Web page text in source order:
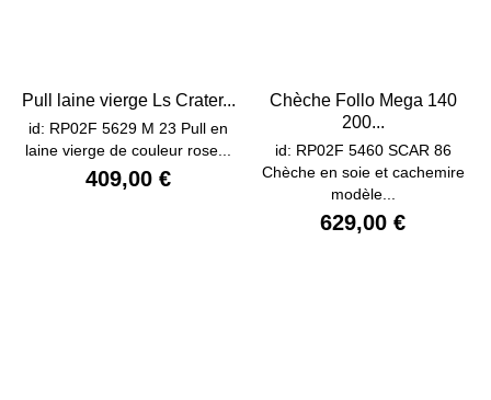
Pull laine vierge Ls Crater...
id: RP02F 5629 M 23 Pull en
laine vierge de couleur rose...
409,00 €
Chèche Follo Mega 140
200...
id: RP02F 5460 SCAR 86
Chèche en soie et cachemire
modèle...
629,00 €